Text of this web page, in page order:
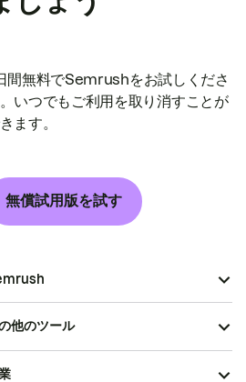
間無料でSemrushをお試しくださ
いつでもご利用を取り消すことが
ます。
無償試用版を試す
他のツール